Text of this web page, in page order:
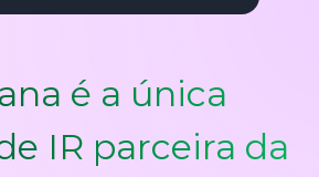
é a única
IR parceira da